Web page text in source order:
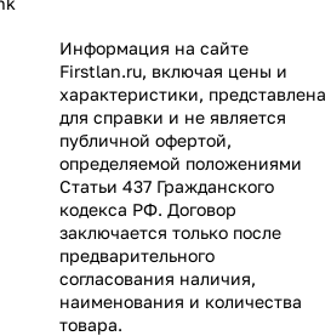
Информация на сайте
Firstlan.ru, включая цены и
характеристики, представлена
для справки и не является
публичной офертой,
определяемой положениями
Статьи 437 Гражданского
кодекса РФ. Договор
заключается только после
предварительного
согласования наличия,
наименования и количества
товара.